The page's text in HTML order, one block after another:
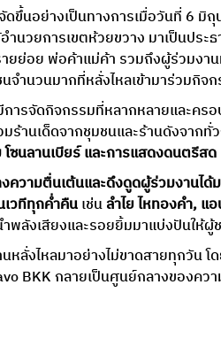
ดขึ้นอย่างเป็นทางการเมื่อวันที่ 6 มิ
นวยการเขตห้วยขวาง มาเป็นประ
ยย่อย พ่อค้าแม่ค้า รวมถึงผู้ร่วมง
จำนวนมากที่หลั่งไหลเข้ามาร่วมกิจ
การจัดกิจกรรมที่หลากหลายและคร
ร้านเด็ดจากชุมชนและร้านดังจากทั่
โซนลานเบียร์ และการแสดงดนตรีสด
วทีทุกค่ำคืน เช่น ลำไย ไหทองคำ, แ
พลังเสียงและรอยยิ้มมาแบ่งปันให้ผู้
BKK กลายเป็นศูนย์กลางของค